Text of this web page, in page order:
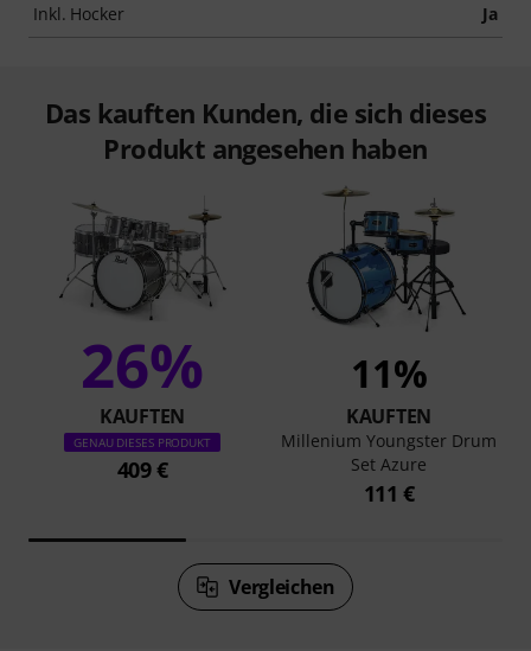
Inkl. Hocker Ja
Das kauften Kunden, die sich dieses
Produkt angesehen haben
26%
KAUFTEN
GENAU DIESES PRODUKT
409 €
11%
KAUFTEN
Millenium Youngster Drum
Set Azure
111 €
Vergleichen